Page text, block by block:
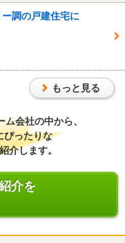
調の戸建住宅に
もっと見る
会社の中から、
ぴったりな
介します。
介を